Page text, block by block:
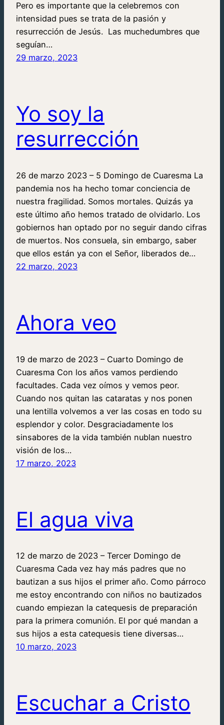
Pero es importante que la celebremos con
intensidad pues se trata de la pasión y
resurrección de Jesús. Las muchedumbres que
seguían…
29 marzo, 2023
Yo soy la
resurrección
26 de marzo 2023 – 5 Domingo de Cuaresma La
pandemia nos ha hecho tomar conciencia de
nuestra fragilidad. Somos mortales. Quizás ya
este último año hemos tratado de olvidarlo. Los
gobiernos han optado por no seguir dando cifras
de muertos. Nos consuela, sin embargo, saber
que ellos están ya con el Señor, liberados de…
22 marzo, 2023
Ahora veo
19 de marzo de 2023 – Cuarto Domingo de
Cuaresma Con los años vamos perdiendo
facultades. Cada vez oímos y vemos peor.
Cuando nos quitan las cataratas y nos ponen
una lentilla volvemos a ver las cosas en todo su
esplendor y color. Desgraciadamente los
sinsabores de la vida también nublan nuestro
visión de los…
17 marzo, 2023
El agua viva
12 de marzo de 2023 – Tercer Domingo de
Cuaresma Cada vez hay más padres que no
bautizan a sus hijos el primer año. Como párroco
me estoy encontrando con niños no bautizados
cuando empiezan la catequesis de preparación
para la primera comunión. El por qué mandan a
sus hijos a esta catequesis tiene diversas…
10 marzo, 2023
Escuchar a Cristo